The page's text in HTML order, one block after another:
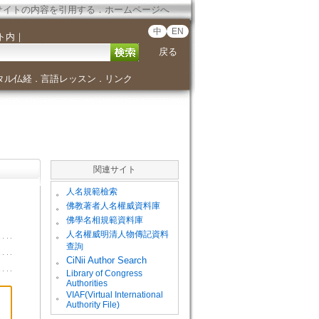
イトの内容を引用する．ホームページへ
内 ｜ 中 EN
戻る
ル仏経． 言語レッスン ． リンク
関連サイト
。 人名規範檢索
。 佛教著者人名權威資料庫
。 佛學名相規範資料庫
。
人名權威明清人物傳記資料
查詢
。
CiNii Author Search
。
Library of Congress
Authorities
。
VIAF(Virtual International
Authority File)